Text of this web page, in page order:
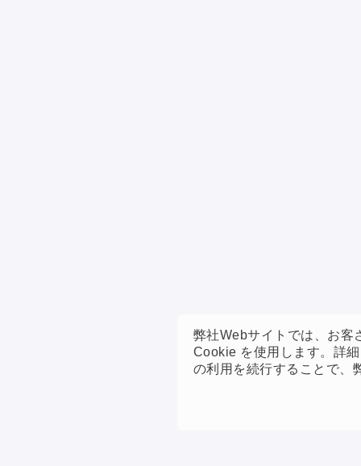
弊社Webサイトでは、お客
Cookie を使用します。詳
の利用を続行することで、